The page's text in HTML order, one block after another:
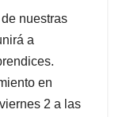
nuestras
a
en
2 a las